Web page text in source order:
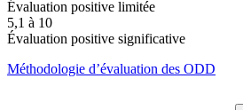
Évaluation positive limitée
5,1 à 10
Évaluation positive significative
Méthodologie d’évaluation des ODD